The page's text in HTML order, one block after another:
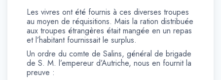
Les vivres ont été fournis à ces diverses troupes
au moyen de réquisitions. Mais la ration distribuée
aux troupes étrangères était mangée en un repas
et l’habitant fournissait le surplus.
Un ordre du comte de Salins, général de brigade
de S. M. l’empereur d’Autriche, nous en fournit la
preuve :